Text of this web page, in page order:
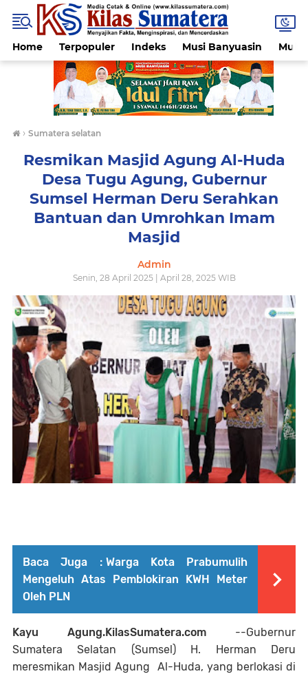
Home Terpopuler Indeks Musi Banyuasin Muba
› Sumatera selatan
Resmikan Masjid Agung Al-Huda
Desa Tugu Agung, Gubernur
Sumsel Herman Deru Serahkan
Bantuan dan Umrohkan Imam
Masjid
Admin
Senin, 28 April 2025 | April 28, 2025 WIB
Baca Juga : Warga Kota Prabumulih
Mengeluh Atas Pemblokiran KWH Meter
Oleh PLN
Kayu Agung.KilasSumatera.com --Gubernur
Sumatera Selatan (Sumsel) H. Herman Deru
meresmikan Masjid Agung Al-Huda, yang berlokasi di